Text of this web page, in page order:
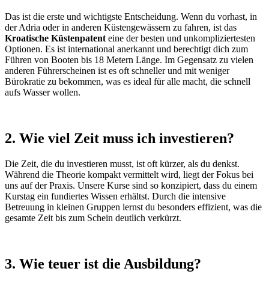
Das ist die erste und wichtigste Entscheidung. Wenn du vorhast, in
der Adria oder in anderen Küstengewässern zu fahren, ist das
Kroatische Küstenpatent eine der besten und unkompliziertesten
Optionen. Es ist international anerkannt und berechtigt dich zum
Führen von Booten bis 18 Metern Länge. Im Gegensatz zu vielen
anderen Führerscheinen ist es oft schneller und mit weniger
Bürokratie zu bekommen, was es ideal für alle macht, die schnell
aufs Wasser wollen.
2. Wie viel Zeit muss ich investieren?
Die Zeit, die du investieren musst, ist oft kürzer, als du denkst.
Während die Theorie kompakt vermittelt wird, liegt der Fokus bei
uns auf der Praxis. Unsere Kurse sind so konzipiert, dass du einem
Kurstag ein fundiertes Wissen erhältst. Durch die intensive
Betreuung in kleinen Gruppen lernst du besonders effizient, was die
gesamte Zeit bis zum Schein deutlich verkürzt.
3. Wie teuer ist die Ausbildung?